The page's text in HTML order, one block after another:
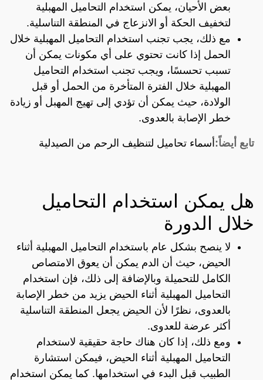
بعض الأحيان، يمكن استخدام التحاميل المهبلية
لتخفيف الحكة أو الانزعاج في المنطقة التناسلية.
مع ذلك، يجب تجنب استخدام التحاميل المهبلية خلال
الحمل إذا كانت تحتوي على أي مكونات يمكن أن
تسبب تحسسًا، ويجب تجنب استخدام التحاميل
المهبلية خلال الفترة المتأخرة من الحمل أو قبل
الولادة، حيث يمكن أن تؤدي إلى تهيج المهبل أو زيادة
خطر الإصابة بالعدوى.
تابع أيضاً:أسماء تحاميل لتنظيف الرحم من الصيدلية
هل يمكن استخدام التحاميل
خلال الدورة
لا ينصح بشكل عام باستخدام التحاميل المهبلية أثناء
الحيض، حيث أن الدم يمكن أن يعوق الامتصاص
الكامل للتحميلة وبالإضافة إلى ذلك، فإن استخدام
التحاميل المهبلية أثناء الحيض يزيد من خطر الإصابة
بالعدوى، نظرًا لأن الحيض يجعل المنطقة التناسلية
أكثر عرضة للعدوى.
ومع ذلك، إذا كان هناك حاجة حقيقية لاستخدام
التحاميل المهبلية أثناء الحيض، فيمكن استشارة
الطبيب قبل البدء في استخدامها. كما يمكن استخدام